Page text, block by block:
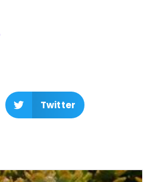
Twitter